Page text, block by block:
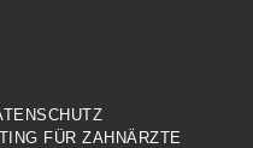
FÜR ZAHNÄRZTE